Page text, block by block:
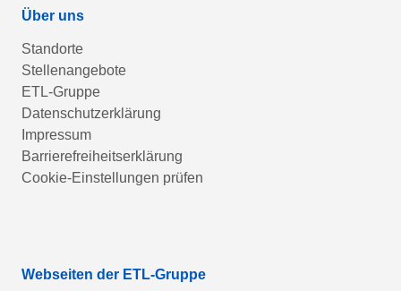
Über uns
Standorte
Stellenangebote
ETL-Gruppe
Datenschutzerklärung
Impressum
Barrierefreiheitserklärung
Cookie-Einstellungen prüfen
Webseiten der ETL-Gruppe